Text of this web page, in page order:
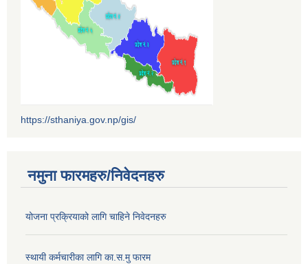
https://sthaniya.gov.np/gis/
नमुना फारमहरु/निवेदनहरु
योजना प्रक्रियाको लागि चाहिने निवेदनहरु
स्थायी कर्मचारीका लागि का.स.मु फारम